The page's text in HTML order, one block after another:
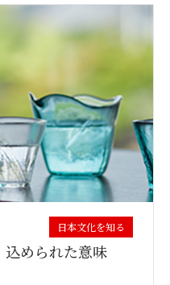
日本文化を知る
込められた意味